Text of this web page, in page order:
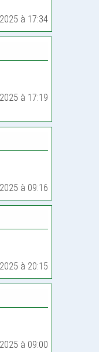
à 17:34
à 17:19
à 09:16
à 20:15
à 09:00